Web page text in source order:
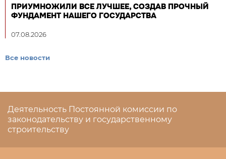
ПРИУМНОЖИЛИ ВСЕ ЛУЧШЕЕ, СОЗДАВ ПРОЧНЫЙ
ФУНДАМЕНТ НАШЕГО ГОСУДАРСТВА
07.08.2026
Все новости
Деятельность Постоянной комиссии по
законодательству и государственному
строительству